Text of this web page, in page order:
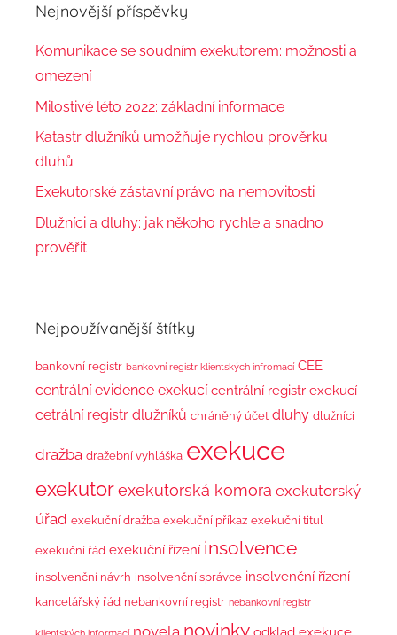
Nejnovější příspěvky
Komunikace se soudním exekutorem: možnosti a
omezení
Milostivé léto 2022: základní informace
Katastr dlužníků umožňuje rychlou prověrku
dluhů
Exekutorské zástavní právo na nemovitosti
Dlužníci a dluhy: jak někoho rychle a snadno
prověřit
Nejpoužívanější štítky
bankovní registr bankovní registr klientských infromací CEE
centrální evidence exekucí centrální registr exekucí
cetrální registr dlužníků chráněný účet dluhy dlužníci
dražba dražební vyhláška exekuce
exekutorexekutorská komora exekutorský
úřad exekuční dražba exekuční příkaz exekuční titul
exekuční řád exekuční řízení insolvence
insolvenční návrh insolvenční správce insolvenční řízení
kancelářský řád nebankovní registr nebankovní registr
novela novinky odklad exekuce